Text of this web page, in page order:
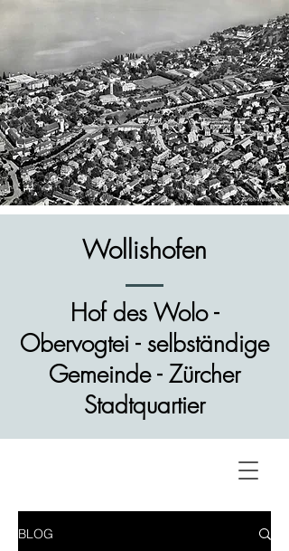
Wollishofen
Hof des Wolo -
Obervogtei - selbständige
Gemeinde - Zürcher
Stadtquartier
BLOG